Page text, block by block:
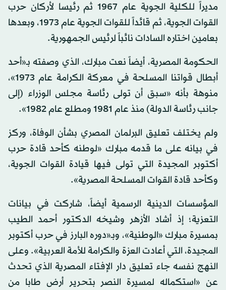
مديراً للكلية الجوية عام 1967 ثم رئيسا لأركان حرب
القوات الجوية، ثم قائداً للقوات الجوية عام 1973، وبعدها
بعامين اختاره السادات نائباً لرئيس الجمهورية.
الحكومة المصرية، أيضاً نعت مبارك، الذي وصفته بـ«أحد
أبطال قواتنا المسلحة في معركة الكرامة عام 1973»،
منوهة بأنه «سبق أن تولى رئاسة مجلس الوزراء (إلى
جانب رئاسة الدولة) منذ عام 1981 ومطلع عام 1982».
ولم يختلف تعليق البرلمان المصري بشأن الوفاة، وركز
في بيانه على ما قدمه مبارك «لوطنه كأحد قادة حرب
أكتوبر المجيدة التي تولى فيها قيادة القوات الجوية،
وكأحد قادة القوات المسلحة المصرية».
المؤسسات الدينية الرسمية أيضاً، شاركت في بيانات
التعزية؛ إذ أشاد الأزهر وشيخه الدكتور أحمد الطيب
بمسيرة مبارك «الوطنية»، وبـ«دوره البارز في حرب أكتوبر
المجيدة، التي أعادت العزة والكرامة للأمة العربية». وعلى
النهج نفسه جاء تعليق دار الإفتاء المصرية الذي تحدث
عن «استكماله لمسيرة النصر بتحرير أرض طابا من